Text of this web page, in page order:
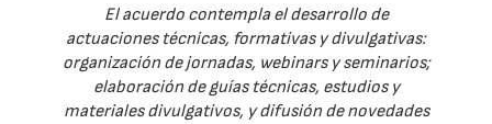
El acuerdo contempla el desarrollo de
actuaciones técnicas, formativas y divulgativas:
organización de jornadas, webinars y seminarios;
elaboración de guías técnicas, estudios y
materiales divulgativos, y difusión de novedades